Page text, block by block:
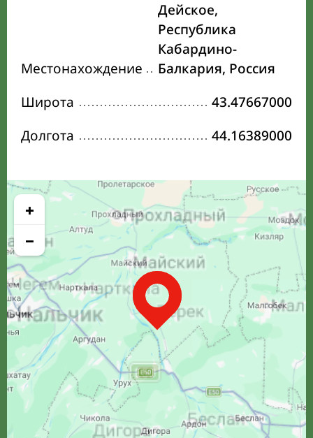
Местонахождение
Дейское,
Республика
Кабардино-
Балкария, Россия
Широта
43.47667000
Долгота
44.16389000
+
−